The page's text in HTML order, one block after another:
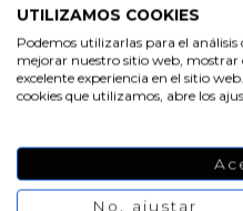
UTILIZAMOS COOKIES
Podemos utilizarlas para el análisis
mejorar nuestro sitio web,
excelente experiencia en el sitio
cookies que utilizamos, abre los
No, ajustar